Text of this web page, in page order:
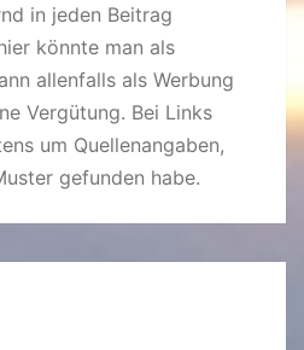
in jeden Beitrag
könnte man als
allenfalls als Werbung
Vergütung. Bei Links
um Quellenangaben,
gefunden habe.